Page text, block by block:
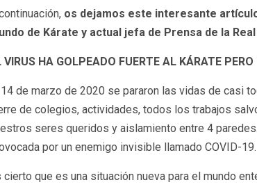
os dejamos este interesante
de Kárate y actual jefa de Prensa de la
VIRUS HA GOLPEADO FUERTE AL KÁRATE
14 de marzo de 2020 se pararon las vidas de casi
de colegios, actividades, todos los trabajos
seres queridos y aislamiento entre 4
por un enemigo invisible llamado COVID-19.
cierto que es una situación nueva para el mundo